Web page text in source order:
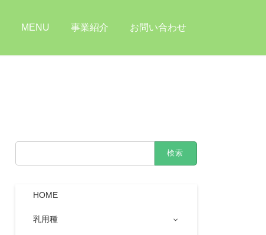
MENU 事業紹介 お問い合わせ
検
HOME
乳用種